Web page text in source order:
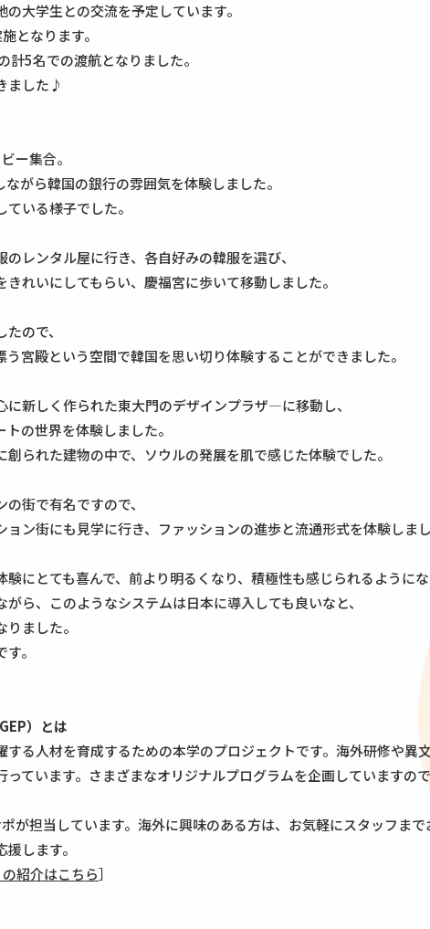
大学生との交流を予定しています。
となります。
5名での渡航となりました。
ました♪
ー集合。
がら韓国の銀行の雰囲気を体験しました。
いる様子でした。
レンタル屋に行き、各自好みの韓服を選び、
れいにしてもらい、慶福宮に歩いて移動しました。
ので、
宮殿という空間で韓国を思い切り体験することができました。
新しく作られた東大門のデザインプラザ―に移動し、
の世界を体験しました。
られた建物の中で、ソウルの発展を肌で感じた体験でした。
街で有名ですので、
ン街にも見学に行き、ファッションの進歩と流通形式を体験しまし
にとても喜んで、前より明るくなり、積極性も感じられるようにな
ら、このようなシステムは日本に導入しても良いなと、
ました。
。
）とは
る人材を育成するための本学のプロジェクトです。海外研修や異
ています。さまざまなオリジナルプログラムを企画していますの
が担当しています。海外に興味のある方は、お気軽にスタッフま
します。
紹介はこちら］